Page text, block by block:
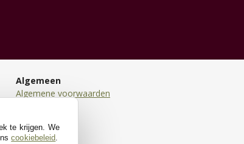
Algemeen
Algemene voorwaarden
Cookies
te krijgen. We
cookiebeleid